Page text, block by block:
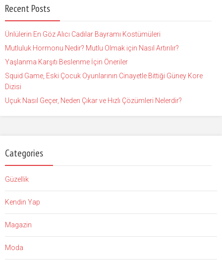
Recent Posts
Ünlülerin En Göz Alıcı Cadılar Bayramı Kostümüleri
Mutluluk Hormonu Nedir? Mutlu Olmak için Nasıl Artırılır?
Yaşlanma Karşıtı Beslenme İçin Öneriler
Squid Game, Eski Çocuk Oyunlarının Cinayetle Bittiği Güney Kore
Dizisi
Uçuk Nasıl Geçer, Neden Çıkar ve Hızlı Çözümleri Nelerdir?
Categories
Güzellik
Kendin Yap
Magazin
Moda